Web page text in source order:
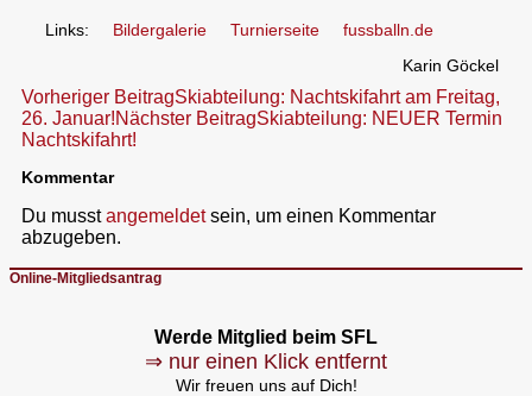
Links: Bildergalerie Turnierseite
fussballn.de
Karin Göckel
Beitragsnavigation
Vorheriger BeitragSkiabteilung: Nachtskifahrt am Freitag,
26. Januar!Nächster BeitragSkiabteilung: NEUER Termin
Nachtskifahrt!
Kommentar
Du musstangemeldetsein, um einen Kommentar
abzugeben.
Online-Mitgliedsantrag
Werde Mitglied beim SFL
⇒ nur einen Klick entfernt
Wir freuen uns auf Dich!